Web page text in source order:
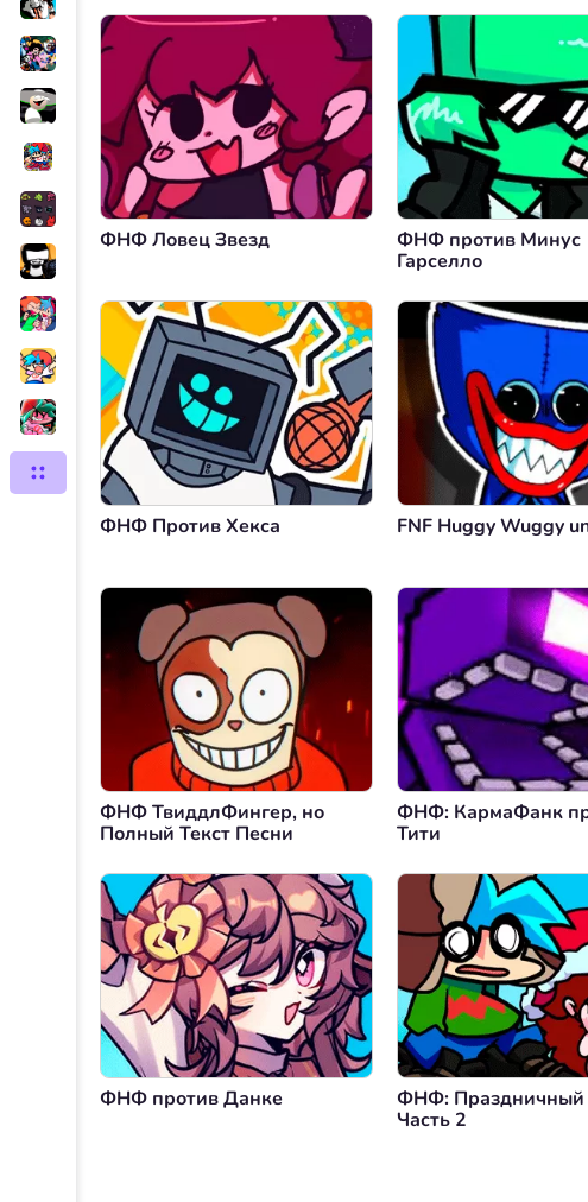
ФНФ Ловец Звезд
ФНФ против Минус
Гарселло
ФНФ Против Хекса FNF Huggy Wuggy
ФНФ ТвиддлФингер, но
Полный Текст Песни
ФНФ: КармаФанк
Тити
ФНФ против Данке
ФНФ:
Часть 2